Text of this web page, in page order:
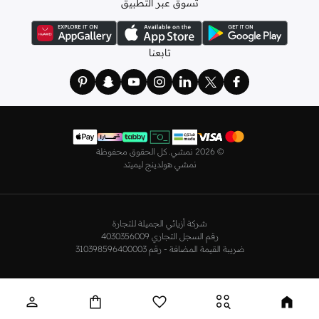
مريحة، بما في ذلك قمصان النوم والبيجامات من علامات
نعومي
وغيرها.
استعدي لأجواء الصيف مع مجموعتنا من ملابس السباحة التي تضم كل ما تحتاجينه،
مستلزمات الشاطئ أو المسبح.
من علامات رائدة مثلتمبرلاندو لاكوست وغانتوجيوردانووغيرها، لتكون دائمًا في أبهى
صورة سواء كنت متوجهاً إلى عملك أو تقضي عطلة نهاية الأسبوع برفقة أصدقائك
ستجد لدينا في مجموعة التيشيرتات والقمصان كل ما تحتاجه مع مجموعة متنوعة من
وفي نزهاتك مع أصدقائك. واطلع على الكنزات والهوديز و
وألوان متعددة لتكون بكامل أناقتك في كافة المناسبات.
للموضة.
تسوق عبر التطبيق
تابعنا
© 2026 نمشي. كل الحقوق محفوظة
نمشي هولدينج ليميتد
شركة أزيائي الجميلة للتجارة
رقم السجل التجاري 4030356009
ضريبة القيمة المضافة - رقم 310398596400003